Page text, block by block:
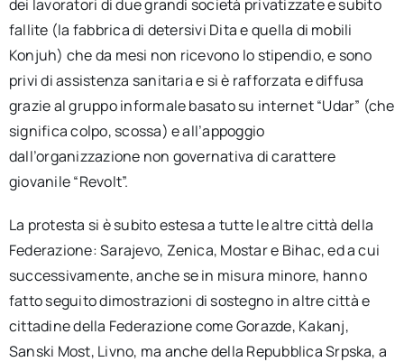
dei lavoratori di due grandi società privatizzate e subito
fallite (la fabbrica di detersivi Dita e quella di mobili
Konjuh) che da mesi non ricevono lo stipendio, e sono
privi di assistenza sanitaria e si è rafforzata e diffusa
grazie al gruppo informale basato su internet “Udar” (che
significa colpo, scossa) e all’appoggio
dall’organizzazione non governativa di carattere
giovanile “Revolt”.
La protesta si è subito estesa a tutte le altre città della
Federazione: Sarajevo, Zenica, Mostar e Bihac, ed a cui
successivamente, anche se in misura minore, hanno
fatto seguito dimostrazioni di sostegno in altre città e
cittadine della Federazione come Gorazde, Kakanj,
Sanski Most, Livno, ma anche della Repubblica Srpska, a